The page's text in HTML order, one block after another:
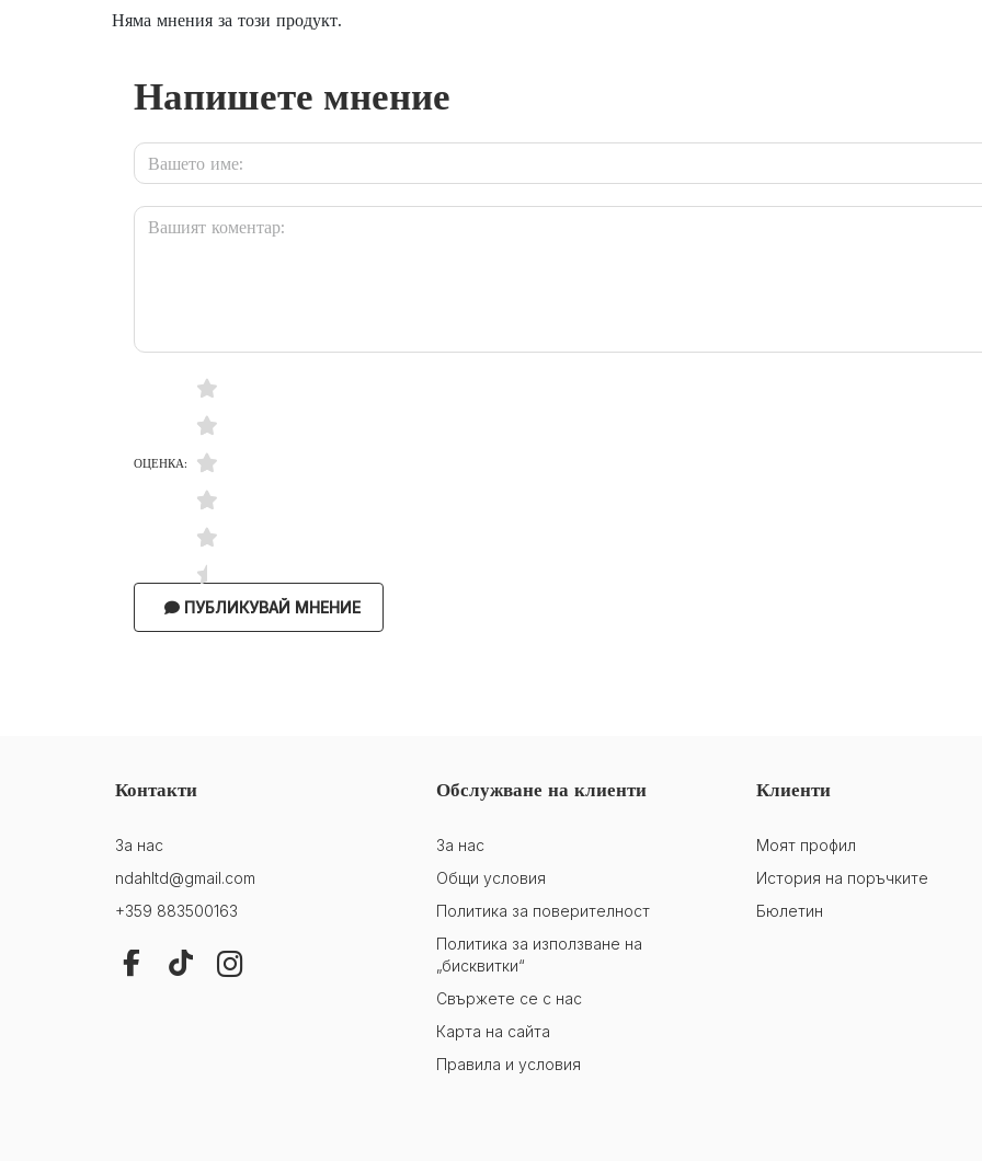
Няма мнения за този продукт.
Напишете мнение
ОЦЕНКА:
ПУБЛИКУВАЙ МНЕНИЕ
Контакти
За нас
ndahltd@gmail.com
+359 883500163
Обслужване на клиенти
За нас
Общи условия
Политика за поверителност
Политика за използване на
„бисквитки“
Свържете се с нас
Карта на сайта
Правила и условия
Клиенти
Моят профил
История на поръчките
Бюлетин